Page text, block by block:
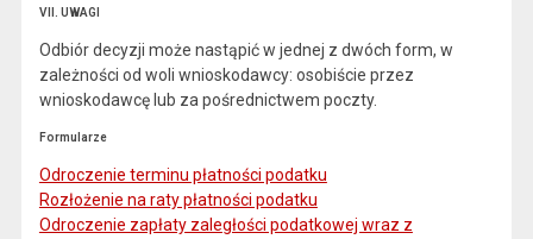
VII. UWAGI
Odbiór decyzji może nastąpić w jednej z dwóch form, w
zależności od woli wnioskodawcy: osobiście przez
wnioskodawcę lub za pośrednictwem poczty.
Formularze
Odroczenie terminu płatności podatku
Rozłożenie na raty płatności podatku
Odroczenie zapłaty zaległości podatkowej wraz z